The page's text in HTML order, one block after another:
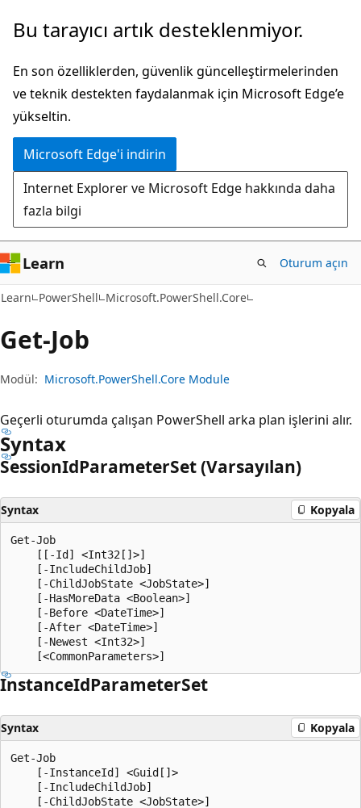
Ana
atla
Sayfa
gezintiye
atla
Bu tarayıcı artık desteklenmiyor.
En son özelliklerden, güvenlik güncelleştirmelerinden
ve teknik destekten faydalanmak için Microsoft Edge’e
yükseltin.
Microsoft Edge'i indirin
Internet Explorer ve Microsoft Edge hakkında daha
fazla bilgi
Learn Oturum açın
Learn PowerShell Microsoft.PowerShell.Core
Get-Job
Modül: Microsoft.PowerShell.Core Module
Geçerli oturumda çalışan PowerShell arka plan işlerini alır.
Syntax
SessionIdParameterSet (Varsayılan)
Syntax Kopyala
Get-Job
    [[-Id] <Int32[]>]
    [-IncludeChildJob]
    [-ChildJobState <JobState>]
    [-HasMoreData <Boolean>]
    [-Before <DateTime>]
    [-After <DateTime>]
    [-Newest <Int32>]
InstanceIdParameterSet
Syntax Kopyala
Get-Job
    [-InstanceId] <Guid[]>
    [-IncludeChildJob]
    [-ChildJobState <JobState>]